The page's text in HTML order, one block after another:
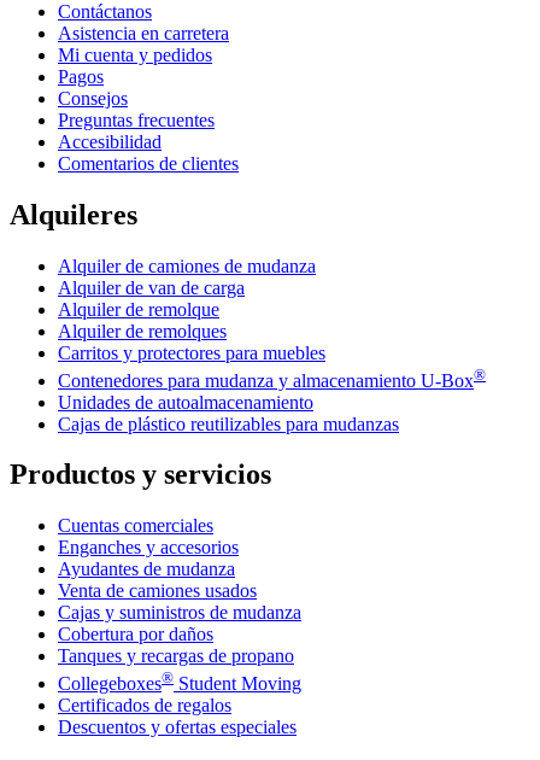
Contáctanos
Asistencia en carretera
Mi cuenta y pedidos
Pagos
Consejos
Preguntas frecuentes
Accesibilidad
Comentarios de clientes
Alquileres
Alquiler de camiones de mudanza
Alquiler de van de carga
Alquiler de remolque
Alquiler de remolques
Carritos y protectores para muebles
Contenedores para mudanza y almacenamiento U-Box®
Unidades de autoalmacenamiento
Cajas de plástico reutilizables para mudanzas
Productos y servicios
Cuentas comerciales
Enganches y accesorios
Ayudantes de mudanza
Venta de camiones usados
Cajas y suministros de mudanza
Cobertura por daños
Tanques y recargas de propano
Collegeboxes® Student Moving
Certificados de regalos
Descuentos y ofertas especiales